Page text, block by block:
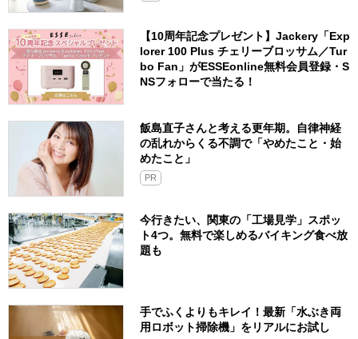
【10周年記念プレゼント】Jackery「Exp
lorer 100 Plus チェリーブロッサム／Tur
bo Fan」がESSEonline無料会員登録・S
NSフォローで当たる！
飯島直子さんと考える更年期。自律神経
の乱れからくる不調で「やめたこと・始
めたこと」
PR
今行きたい、関東の「工場見学」スポッ
ト4つ。無料で楽しめるバイキング食べ放
題も
手でふくよりもキレイ！最新「水ぶき両
用ロボット掃除機」をリアルにお試し